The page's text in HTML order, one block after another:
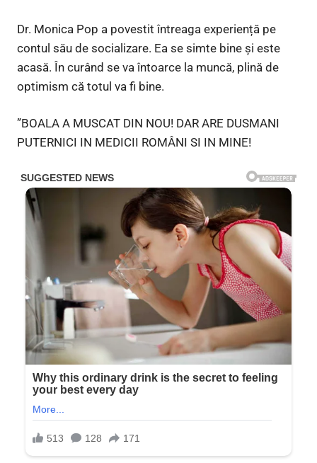
Dr. Monica Pop a povestit întreaga experiență pe
contul său de socializare. Ea se simte bine și este
acasă. În curând se va întoarce la muncă, plină de
optimism că totul va fi bine.
”BOALA A MUSCAT DIN NOU! DAR ARE DUSMANI
PUTERNICI IN MEDICII ROMÂNI SI IN MINE!